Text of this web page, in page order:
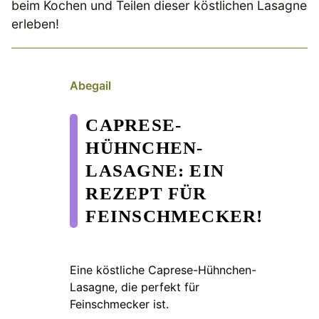
beim Kochen und Teilen dieser köstlichen Lasagne
erleben!
Abegail
CAPRESE-
HÜHNCHEN-
LASAGNE: EIN
REZEPT FÜR
FEINSCHMECKER!
Eine köstliche Caprese-Hühnchen-
Lasagne, die perfekt für
Feinschmecker ist.